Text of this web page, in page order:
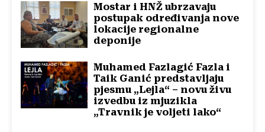
Mostar i HNŽ ubrzavaju
postupak određivanja nove
lokacije regionalne
deponije
Muhamed Fazlagić Fazla i
Taik Ganić predstavljaju
pjesmu „Lejla“ – novu živu
izvedbu iz mjuzikla
„Travnik je voljeti lako“